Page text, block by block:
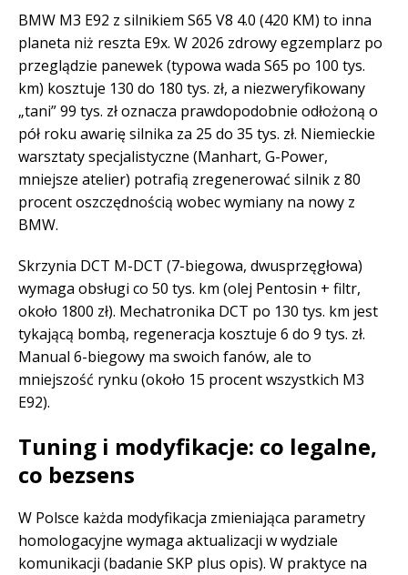
BMW M3 E92 z silnikiem S65 V8 4.0 (420 KM) to inna
planeta niż reszta E9x. W 2026 zdrowy egzemplarz po
przeglądzie panewek (typowa wada S65 po 100 tys.
km) kosztuje 130 do 180 tys. zł, a niezweryfikowany
„tani” 99 tys. zł oznacza prawdopodobnie odłożoną o
pół roku awarię silnika za 25 do 35 tys. zł. Niemieckie
warsztaty specjalistyczne (Manhart, G-Power,
mniejsze atelier) potrafią zregenerować silnik z 80
procent oszczędnością wobec wymiany na nowy z
BMW.
Skrzynia DCT M-DCT (7-biegowa, dwusprzęgłowa)
wymaga obsługi co 50 tys. km (olej Pentosin + filtr,
około 1800 zł). Mechatronika DCT po 130 tys. km jest
tykającą bombą, regeneracja kosztuje 6 do 9 tys. zł.
Manual 6-biegowy ma swoich fanów, ale to
mniejszość rynku (około 15 procent wszystkich M3
E92).
Tuning i modyfikacje: co legalne,
co bezsens
W Polsce każda modyfikacja zmieniająca parametry
homologacyjne wymaga aktualizacji w wydziale
komunikacji (badanie SKP plus opis). W praktyce na